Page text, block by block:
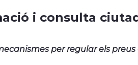
i consulta
per regular els